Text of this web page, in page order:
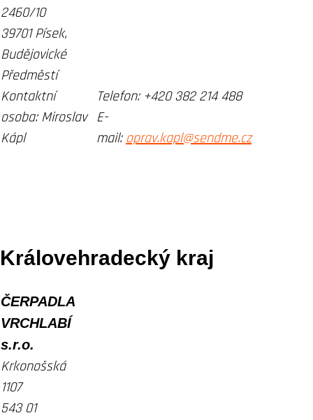
2460/10
39701 Písek,
Budějovické
Předměstí
Kontaktní
osoba:Miroslav
Kápl
Telefon:+420 382 214 488
E-
mail: oprav.kapl@sendme.cz
Královehradecký kraj
ČERPADLA
VRCHLABÍ
s.r.o.
Krkonošská
1107
543 01